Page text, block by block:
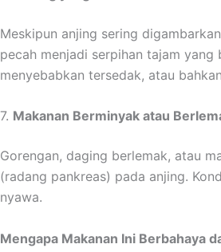
Meskipun anjing sering
pecah menjadi serpihan tajam yang
menyebabkan tersedak, atau
7. Makanan Berminyak atau
Gorengan, daging berlemak, atau
(radang pankreas) pada anjing.
nyawa.
Mengapa Makanan Ini Berbahaya